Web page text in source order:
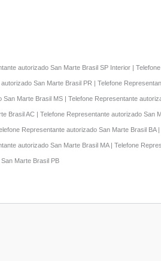
autorizado San Marte Brasil SP Interior |
San Marte Brasil PR | Telefone
Marte Brasil MS | Telefone Representante
Brasil AC | Telefone Representante autorizado
Representante autorizado San Marte Brasil
autorizado San Marte Brasil MA | Telefone
Marte Brasil PB